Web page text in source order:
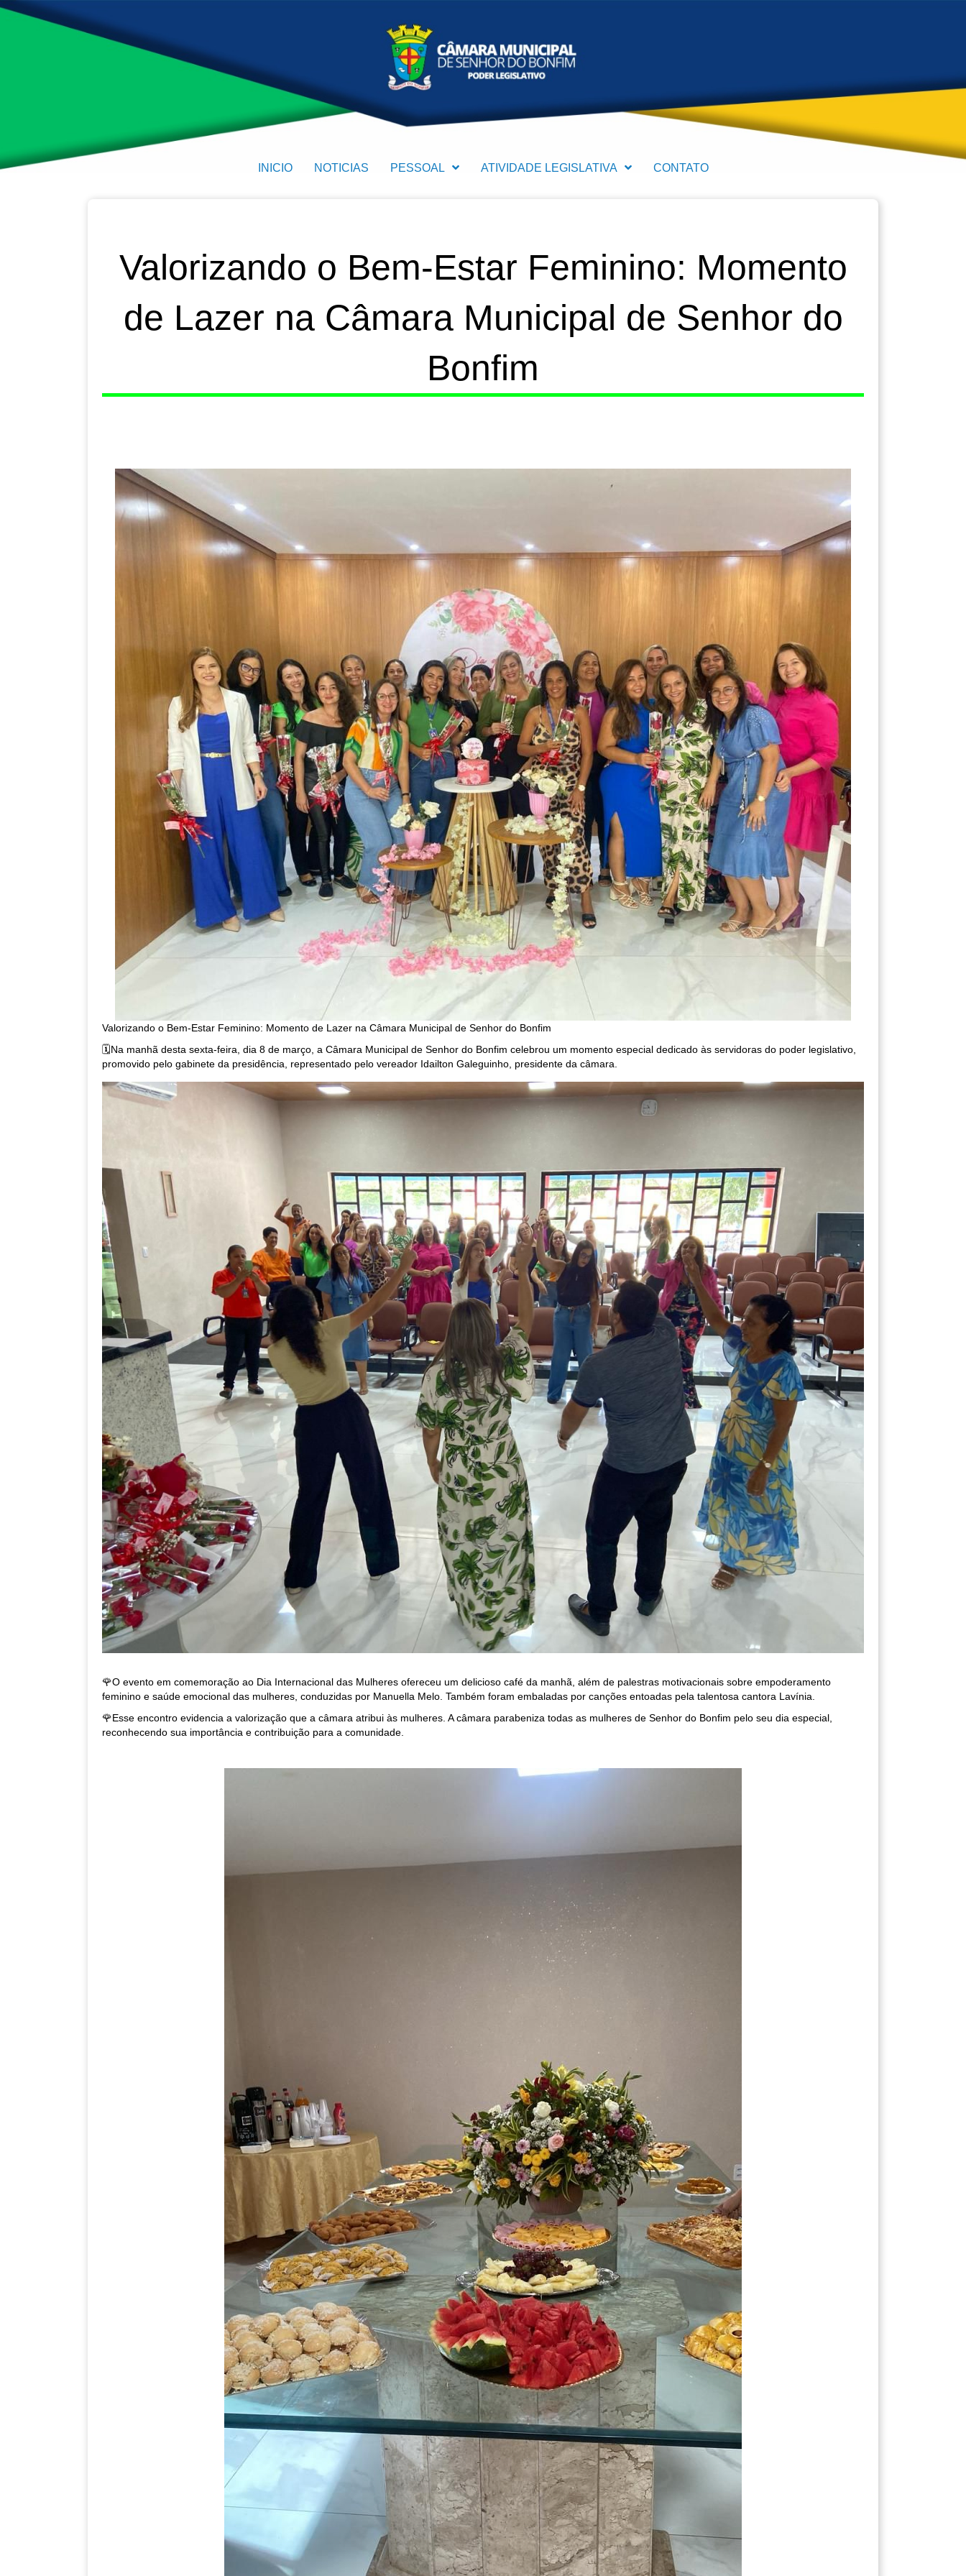
INICIO NOTICIAS PESSOAL ATIVIDADE LEGISLATIVA CONTATO
Valorizando o Bem-Estar Feminino: Momento
de Lazer na Câmara Municipal de Senhor do
Bonfim
Valorizando o Bem-Estar Feminino: Momento de Lazer na Câmara Municipal de Senhor do Bonfim
🗓️Na manhã desta sexta-feira, dia 8 de março, a Câmara Municipal de Senhor do Bonfim celebrou um momento especial dedicado às servidoras do poder legislativo,
promovido pelo gabinete da presidência, representado pelo vereador Idailton Galeguinho, presidente da câmara.
🌹O evento em comemoração ao Dia Internacional das Mulheres ofereceu um delicioso café da manhã, além de palestras motivacionais sobre empoderamento
feminino e saúde emocional das mulheres, conduzidas por Manuella Melo. Também foram embaladas por canções entoadas pela talentosa cantora Lavínia.
🌹Esse encontro evidencia a valorização que a câmara atribui às mulheres. A câmara parabeniza todas as mulheres de Senhor do Bonfim pelo seu dia especial,
reconhecendo sua importância e contribuição para a comunidade.